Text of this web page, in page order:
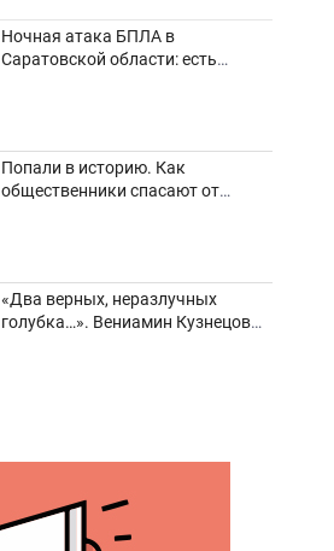
Ночная атака БПЛА в
Саратовской области: есть
Попали в историю. Как
общественники спасают от
«Два верных, неразлучных
голубка…». Вениамин Кузнецов